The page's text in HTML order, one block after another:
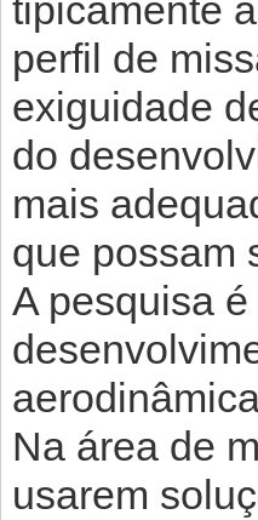
tipicamente
perfil de
exiguidade
do
mais
que possam
A pesquisa
Na área de
usarem